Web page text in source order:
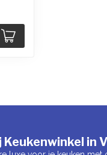
Keukenwinkel in